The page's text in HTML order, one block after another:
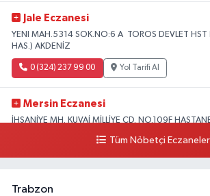
Jale Eczanesi
YENI MAH.5314 SOK.NO:6 A TOROS DEVLET HST
HAS.) AKDENİZ
0 (324) 237 99 00 Yol Tarifi Al
Mersin Eczanesi
İHSANİYE MH. KUVAİ MİLLİYE CD. NO.109F
Tüm Nöbetçi Eczaneler
Trabzon